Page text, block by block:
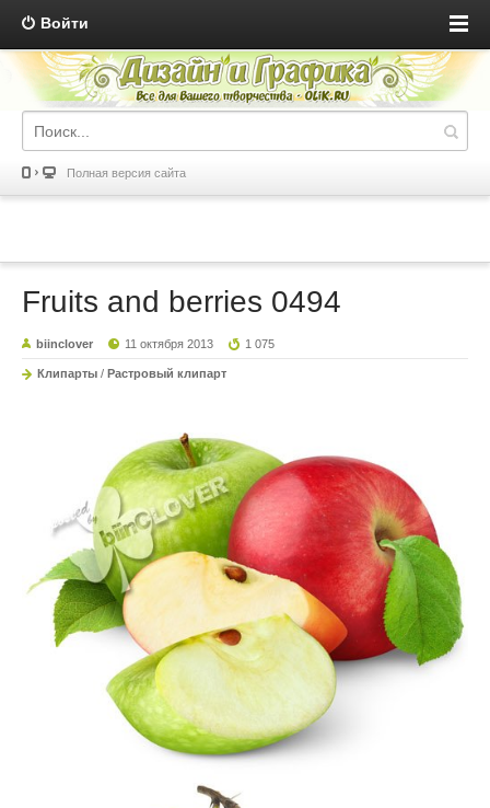
Войти
Полная версия сайта
Fruits and berries 0494
biinclover 11 октября 2013 1 075
Клипарты / Растровый клипарт